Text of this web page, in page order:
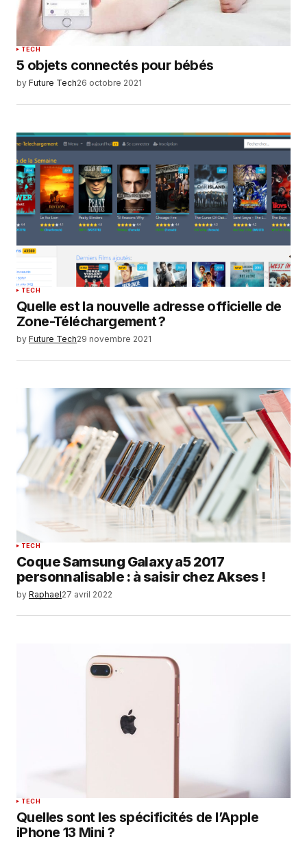
TECH
5 objets connectés pour bébés
by Future Tech26 octobre 2021
TECH
Quelle est la nouvelle adresse officielle de
Zone-Téléchargement ?
by Future Tech29 novembre 2021
TECH
Coque Samsung Galaxy a5 2017
personnalisable : à saisir chez Akses !
by Raphael27 avril 2022
TECH
Quelles sont les spécificités de l’Apple
iPhone 13 Mini ?